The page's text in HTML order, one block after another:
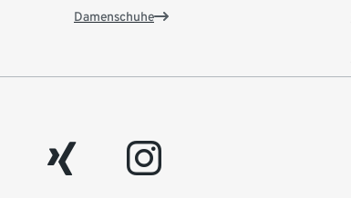
Damenschuhe
xing instagram